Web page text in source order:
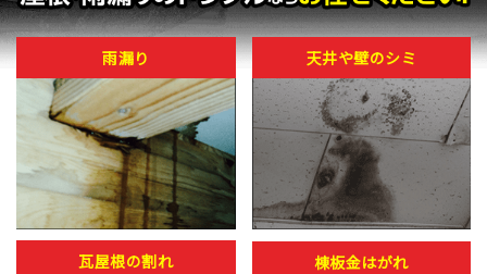
雨漏り 天井や壁のシミ
瓦屋根の割れ 棟板金はがれ